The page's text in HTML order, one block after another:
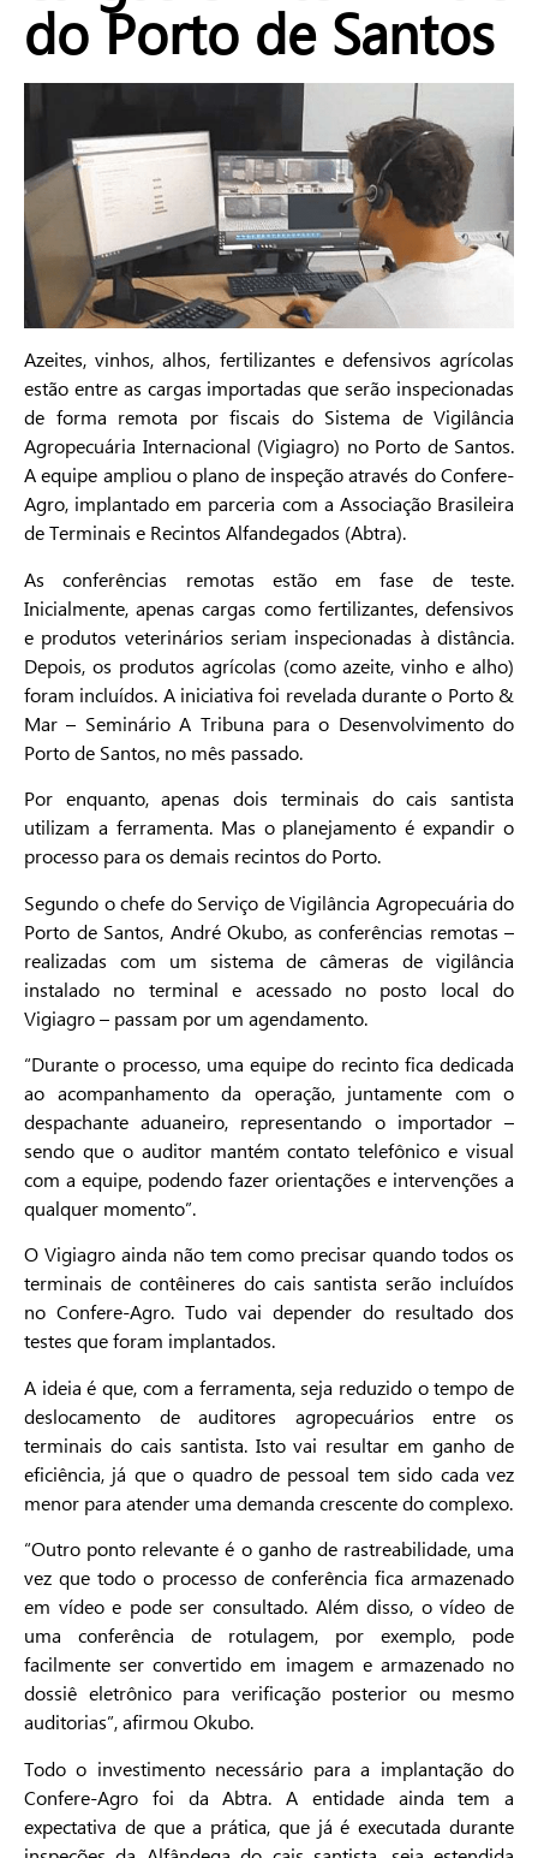
do Porto de Santos
Azeites, vinhos, alhos, fertilizantes e defensivos agrícolas
estão entre as cargas importadas que serão inspecionadas
de forma remota por fiscais do Sistema de Vigilância
Agropecuária Internacional (Vigiagro) no Porto de Santos.
A equipe ampliou o plano de inspeção através do Confere-
Agro, implantado em parceria com a Associação Brasileira
de Terminais e Recintos Alfandegados (Abtra).
As conferências remotas estão em fase de teste.
Inicialmente, apenas cargas como fertilizantes, defensivos
e produtos veterinários seriam inspecionadas à distância.
Depois, os produtos agrícolas (como azeite, vinho e alho)
foram incluídos. A iniciativa foi revelada durante o Porto &
Mar – Seminário A Tribuna para o Desenvolvimento do
Porto de Santos, no mês passado.
Por enquanto, apenas dois terminais do cais santista
utilizam a ferramenta. Mas o planejamento é expandir o
processo para os demais recintos do Porto.
Segundo o chefe do Serviço de Vigilância Agropecuária do
Porto de Santos, André Okubo, as conferências remotas –
realizadas com um sistema de câmeras de vigilância
instalado no terminal e acessado no posto local do
Vigiagro – passam por um agendamento.
“Durante o processo, uma equipe do recinto fica dedicada
ao acompanhamento da operação, juntamente com o
despachante aduaneiro, representando o importador –
sendo que o auditor mantém contato telefônico e visual
com a equipe, podendo fazer orientações e intervenções a
qualquer momento”.
O Vigiagro ainda não tem como precisar quando todos os
terminais de contêineres do cais santista serão incluídos
no Confere-Agro. Tudo vai depender do resultado dos
testes que foram implantados.
A ideia é que, com a ferramenta, seja reduzido o tempo de
deslocamento de auditores agropecuários entre os
terminais do cais santista. Isto vai resultar em ganho de
eficiência, já que o quadro de pessoal tem sido cada vez
menor para atender uma demanda crescente do complexo.
“Outro ponto relevante é o ganho de rastreabilidade, uma
vez que todo o processo de conferência fica armazenado
em vídeo e pode ser consultado. Além disso, o vídeo de
uma conferência de rotulagem, por exemplo, pode
facilmente ser convertido em imagem e armazenado no
dossiê eletrônico para verificação posterior ou mesmo
auditorias”, afirmou Okubo.
Todo o investimento necessário para a implantação do
Confere-Agro foi da Abtra. A entidade ainda tem a
expectativa de que a prática, que já é executada durante